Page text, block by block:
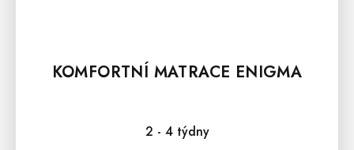
KOMFORTNÍ MATRACE ENIGMA
2 - 4 týdny